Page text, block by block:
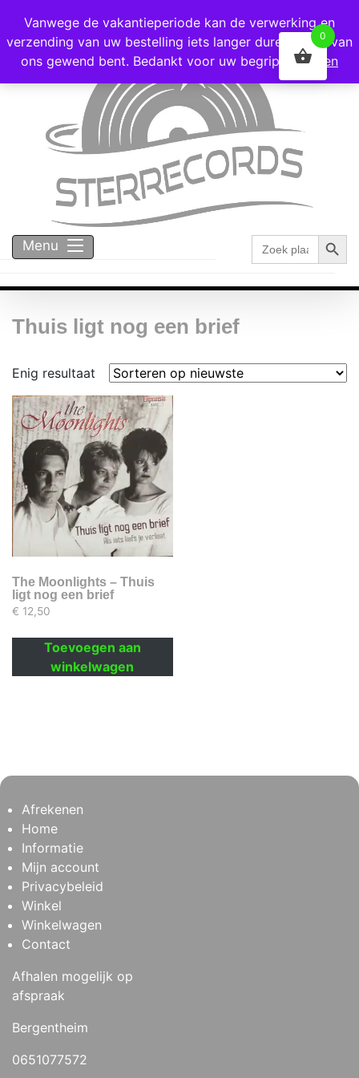
Voor 16:00 besteld = vandaag verzonden!
Menu
Zoek
naar:
Thuis ligt nog een brief
Enig resultaat
The Moonlights – Thuis
ligt nog een brief
€ 12,50
Toevoegen aan
winkelwagen
Afrekenen
Home
Informatie
Mijn account
Privacybeleid
Winkel
Winkelwagen
Contact
Afhalen mogelijk op
afspraak
Bergentheim
0651077572
Vanwege de vakantieperiode kan de verwerking en
verzending van uw bestelling iets langer duren dan u van
ons gewend bent. Bedankt voor uw begrip!
Negeren
0